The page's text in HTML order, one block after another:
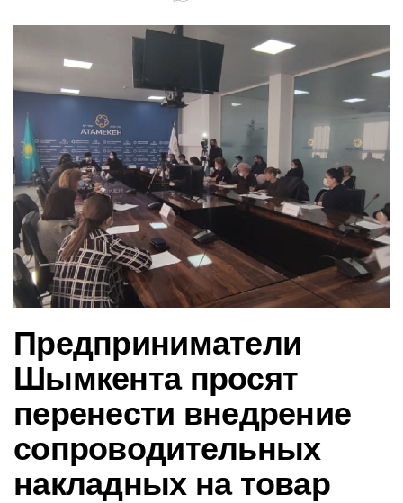
и
г
ц
Предприниматели
Шымкента просят
перенести внедрение
сопроводительных
накладных на товар